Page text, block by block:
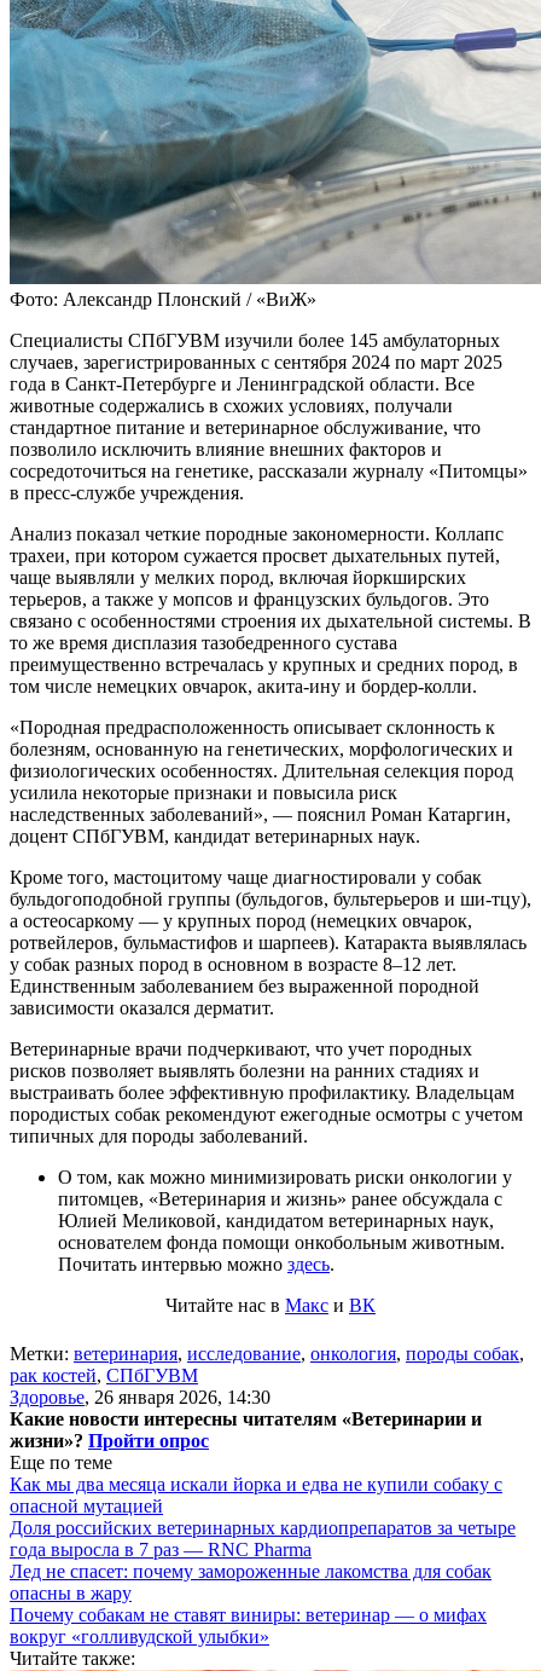
Фото: Александр Плонский / «ВиЖ»
Специалисты СПбГУВМ изучили более 145 амбулаторных
случаев, зарегистрированных с сентября 2024 по март 2025
года в Санкт-Петербурге и Ленинградской области. Все
животные содержались в схожих условиях, получали
стандартное питание и ветеринарное обслуживание, что
позволило исключить влияние внешних факторов и
сосредоточиться на генетике, рассказали журналу «Питомцы»
в пресс-службе учреждения.
Анализ показал четкие породные закономерности. Коллапс
трахеи, при котором сужается просвет дыхательных путей,
чаще выявляли у мелких пород, включая йоркширских
терьеров, а также у мопсов и французских бульдогов. Это
связано с особенностями строения их дыхательной системы. В
то же время дисплазия тазобедренного сустава
преимущественно встречалась у крупных и средних пород, в
том числе немецких овчарок, акита-ину и бордер-колли.
«Породная предрасположенность описывает склонность к
болезням, основанную на генетических, морфологических и
физиологических особенностях. Длительная селекция пород
усилила некоторые признаки и повысила риск
наследственных заболеваний», — пояснил Роман Катаргин,
доцент СПбГУВМ, кандидат ветеринарных наук.
Кроме того, мастоцитому чаще диагностировали у собак
бульдогоподобной группы (бульдогов, бультерьеров и ши-тцу),
а остеосаркому — у крупных пород (немецких овчарок,
ротвейлеров, бульмастифов и шарпеев). Катаракта выявлялась
у собак разных пород в основном в возрасте 8–12 лет.
Единственным заболеванием без выраженной породной
зависимости оказался дерматит.
Ветеринарные врачи подчеркивают, что учет породных
рисков позволяет выявлять болезни на ранних стадиях и
выстраивать более эффективную профилактику. Владельцам
породистых собак рекомендуют ежегодные осмотры с учетом
типичных для породы заболеваний.
О том, как можно минимизировать риски онкологии у
питомцев, «Ветеринария и жизнь» ранее обсуждала с
Юлией Меликовой, кандидатом ветеринарных наук,
основателем фонда помощи онкобольным животным.
Почитать интервью можно здесь.
Читайте нас в Макс и ВК
Метки: ветеринария, исследование, онкология, породы собак,
рак костей, СПбГУВМ
Здоровье, 26 января 2026, 14:30
Какие новости интересны читателям «Ветеринарии и
жизни»? Пройти опрос
Еще по теме
Как мы два месяца искали йорка и едва не купили собаку с
опасной мутацией
Доля российских ветеринарных кардиопрепаратов за четыре
года выросла в 7 раз — RNC Pharma
Лед не спасет: почему замороженные лакомства для собак
опасны в жару
Почему собакам не ставят виниры: ветеринар — о мифах
вокруг «голливудской улыбки»
Читайте также: